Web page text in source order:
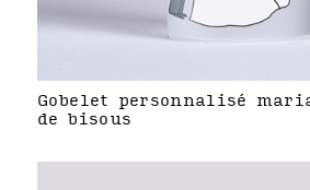
Gobelet personnalisé
de bisous